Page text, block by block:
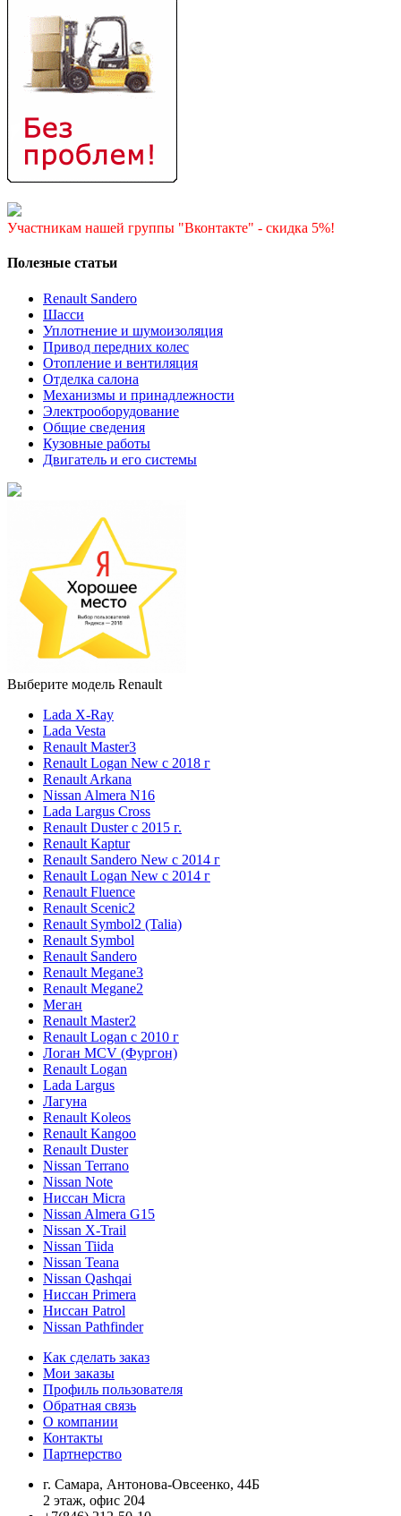
Участникам нашей группы "Вконтакте" - скидка 5%!
Полезные статьи
Renault Sandero
Шасси
Уплотнение и шумоизоляция
Привод передних колес
Отопление и вентиляция
Отделка салона
Механизмы и принадлежности
Электрооборудование
Общие сведения
Кузовные работы
Двигатель и его системы
Выберите модель Renault
Lada X-Ray
Lada Vesta
Renault Master3
Renault Logan New с 2018 г
Renault Arkana
Nissan Almera N16
Lada Largus Cross
Renault Duster с 2015 г.
Renault Kaptur
Renault Sandero New с 2014 г
Renault Logan New с 2014 г
Renault Fluence
Renault Scenic2
Renault Symbol2 (Talia)
Renault Symbol
Renault Sandero
Renault Megane3
Renault Megane2
Меган
Renault Master2
Renault Logan c 2010 г
Логан МСV (Фургон)
Renault Logan
Lada Largus
Лагуна
Renault Koleos
Renault Kangoo
Renault Duster
Nissan Terrano
Nissan Note
Ниссан Micra
Nissan Almera G15
Nissan X-Trail
Nissan Tiida
Nissan Teana
Nissan Qashqai
Ниссан Primera
Ниссан Patrol
Nissan Pathfinder
Как сделать заказ
Мои заказы
Профиль пользователя
Обратная связь
О компании
Контакты
Партнерство
г. Самара, Антонова-Овсеенко, 44Б
2 этаж, офис 204